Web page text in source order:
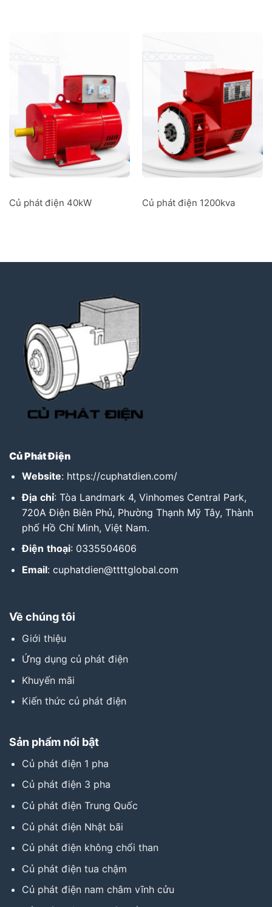
Củ phát điện 40kW Củ phát điện 1200kva
Củ Phát Điện
Website: https://cuphatdien.com/
Địa chỉ: Tòa Landmark 4, Vinhomes Central Park,
720A Điện Biên Phủ, Phường Thạnh Mỹ Tây, Thành
phố Hồ Chí Minh, Việt Nam.
Điện thoại: 0335504606
Email: cuphatdien@ttttglobal.com
Về chúng tôi
Giới thiệu
Ứng dụng củ phát điện
Khuyến mãi
Kiến thức củ phát điện
Sản phẩm nổi bật
Củ phát điện 1 pha
Củ phát điện 3 pha
Củ phát điện Trung Quốc
Củ phát điện Nhật bãi
Củ phát điện không chổi than
Củ phát điện tua chậm
Củ phát điện nam châm vĩnh cửu